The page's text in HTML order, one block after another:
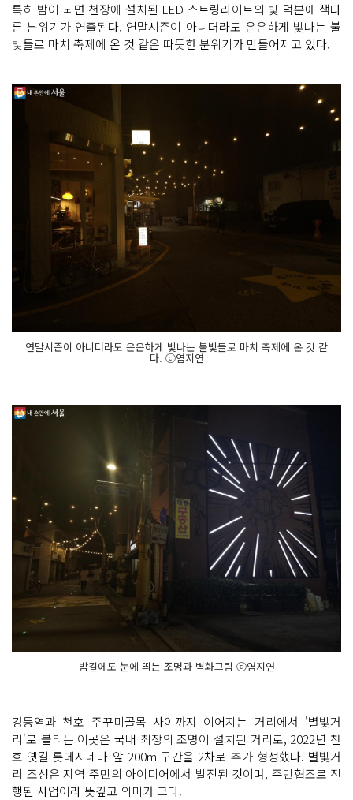
특히 밤이 되면 천장에 설치된 LED 스트링라이트의 빛 덕분에 색다
른 분위기가 연출된다. 연말시즌이 아니더라도 은은하게 빛나는 불
빛들로 마치 축제에 온 것 같은 따듯한 분위기가 만들어지고 있다.
연말시즌이 아니더라도 은은하게 빛나는 불빛들로 마치 축제에 온 것 같
다. ⓒ염지연
밤길에도 눈에 띄는 조명과 벽화그림 ⓒ염지연
강동역과 천호 주꾸미골목 사이까지 이어지는 거리에서 '별빛거
리'로 불리는 이곳은 국내 최장의 조명이 설치된 거리로, 2022년 천
호 옛길 롯데시네마 앞 200m 구간을 2차로 추가 형성했다. 별빛거
리 조성은 지역 주민의 아이디어에서 발전된 것이며, 주민협조로 진
행된 사업이라 뜻깊고 의미가 크다.